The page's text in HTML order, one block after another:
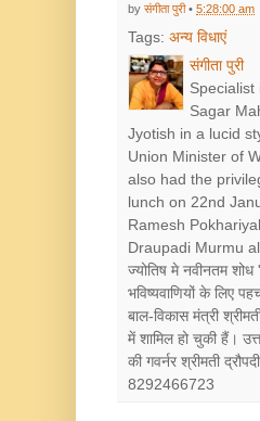
by संगीता पुरी• 5:28:00 am
Tags: अन्‍य विधाएं
संगीता पुरी
Sagar
Jyotish in a lucid
Union Minister of
also had the
lunch on 22nd
Ramesh
Draupadi Murmu
ज्योतिष मे नवीनतम
भविष्यवाणियों के लिए
बाल-विकास मंत्री
में शामिल हो चुकी हैं।
की गवर्नर श्रीमती
8292466723